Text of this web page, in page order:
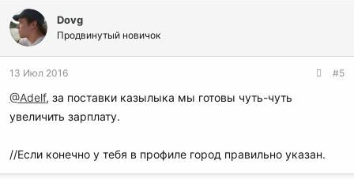
Dovg
Продвинутый новичок
13 Июл 2016 #5
@Adelf, за поставки казылыка мы готовы чуть-чуть
увеличить зарплату.
//Если конечно у тебя в профиле город правильно указан.